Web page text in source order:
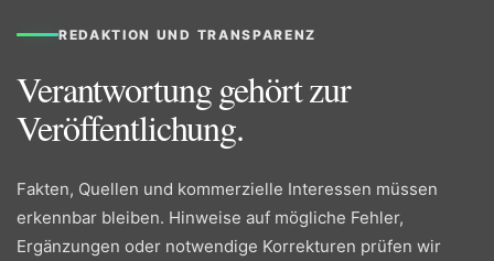
REDAKTION UND TRANSPARENZ
Verantwortung gehört zur
Veröffentlichung.
Fakten, Quellen und kommerzielle Interessen müssen
erkennbar bleiben. Hinweise auf mögliche Fehler,
Ergänzungen oder notwendige Korrekturen prüfen wir